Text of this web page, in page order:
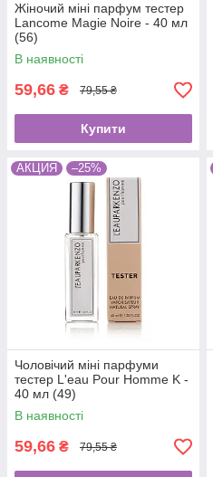
Жіночий міні парфум тестер
Lancome Magie Noire - 40 мл
(56)
В наявності
59,66 ₴ 79,55 ₴
Купити
АКЦИЯ –25%
Чоловічий міні парфуми
тестер L'eau Pour Homme K -
40 мл (49)
В наявності
59,66 ₴ 79,55 ₴